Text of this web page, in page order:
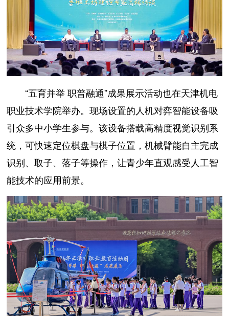
“五育并举 职普融通”成果展示活动也在天津机电
职业技术学院举办。现场设置的人机对弈智能设备吸
引众多中小学生参与。该设备搭载高精度视觉识别系
统，可快速定位棋盘与棋子位置，机械臂能自主完成
识别、取子、落子等操作，让青少年直观感受人工智
能技术的应用前景。